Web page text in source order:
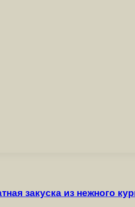
закуска из нежного